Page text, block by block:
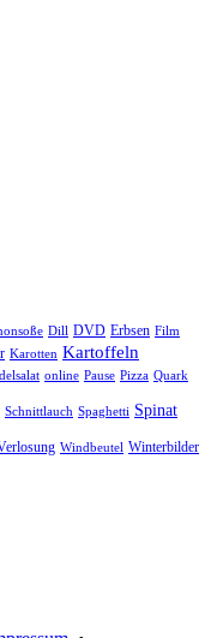
Dill DVD Erbsen Film
Karotten Kartoffeln
online Pause Pizza Quark
Schnittlauch Spaghetti Spinat
Windbeutel Winterbilder